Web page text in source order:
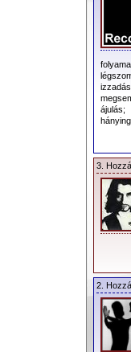
ájulás;
3.
2.